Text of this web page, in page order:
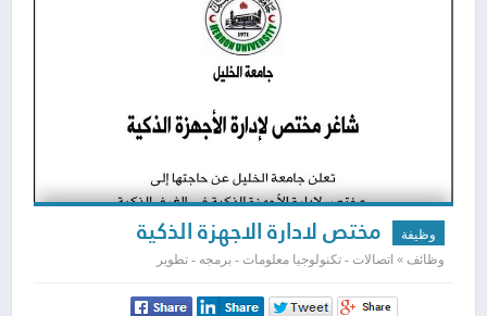
وظيفة مختص لادارة الاجهزة الذكية
وظائف » اتصالات - تكنولوجيا معلومات - برمجه - تطوير